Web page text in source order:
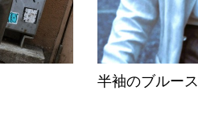
半袖のブルース